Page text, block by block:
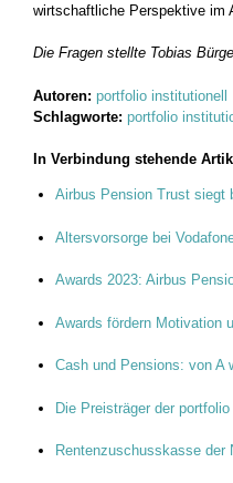
wirtschaftliche Perspektive im
Die Fragen stellte Tobias
Autoren: portfolio institutionell
Schlagworte: portfolio
In Verbindung stehende
Airbus Pension Trust siegt
Altersvorsorge bei
Awards 2023: Airbus
Awards fördern Motivation
Cash und Pensions: von A
Die Preisträger der
Rentenzuschusskasse der